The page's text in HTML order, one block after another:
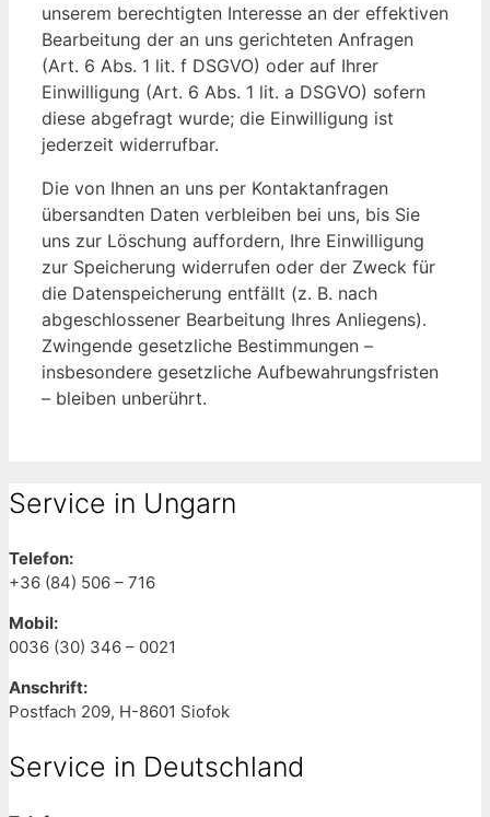
unserem berechtigten Interesse an der effektiven
Bearbeitung der an uns gerichteten Anfragen
(Art. 6 Abs. 1 lit. f DSGVO) oder auf Ihrer
Einwilligung (Art. 6 Abs. 1 lit. a DSGVO) sofern
diese abgefragt wurde; die Einwilligung ist
jederzeit widerrufbar.
Die von Ihnen an uns per Kontaktanfragen
übersandten Daten verbleiben bei uns, bis Sie
uns zur Löschung auffordern, Ihre Einwilligung
zur Speicherung widerrufen oder der Zweck für
die Datenspeicherung entfällt (z. B. nach
abgeschlossener Bearbeitung Ihres Anliegens).
Zwingende gesetzliche Bestimmungen –
insbesondere gesetzliche Aufbewahrungsfristen
– bleiben unberührt.
Service in Ungarn
Telefon:
+36 (84) 506 – 716
Mobil:
0036 (30) 346 – 0021
Anschrift:
Postfach 209, H-8601 Siofok
Service in Deutschland